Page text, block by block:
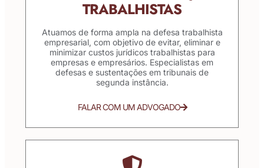
TRABALHISTAS
Atuamos de forma ampla na defesa trabalhista
empresarial, com objetivo de evitar, eliminar e
minimizar custos jurídicos trabalhistas para
empresas e empresários. Especialistas em
defesas e sustentações em tribunais de
segunda instância.
FALAR COM UM ADVOGADO